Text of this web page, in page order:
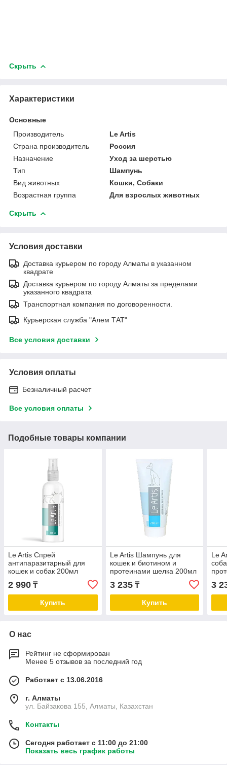
Скрыть
Характеристики
Основные
Производитель
Le Artis
Страна производитель
Россия
Назначение
Уход за шерстью
Тип
Шампунь
Вид животных
Кошки, Собаки
Возрастная группа
Для взрослых животных
Скрыть
Условия доставки
Доставка курьером по городу Алматы в указанном
квадрате
Доставка курьером по городу Алматы за пределами
указанного квадрата
Транспортная компания по договоренности.
Курьерская служба "Алем ТАТ"
Все условия доставки
Условия оплаты
Безналичный расчет
Все условия оплаты
Подобные товары компании
Le Artis Спрей
антипаразитарный для
кошек и собак 200мл
2 990 ₸
Купить
Le Artis Шампунь для
кошек и биотином и
протеинами шелка 200мл
3 235₸
Купить
Le
3
О нас
Рейтинг не сформирован
Менее 5 отзывов за последний год
Работает с 13.06.2016
г. Алматы
ул. Байзакова 155, Алматы, Казахстан
Контакты
Сегодня работает с 11:00 до 21:00
Показать весь график работы